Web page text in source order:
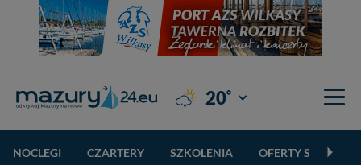
20° Giżycko
NOCLEGI CZARTERY SZKOLENIA OFERTY